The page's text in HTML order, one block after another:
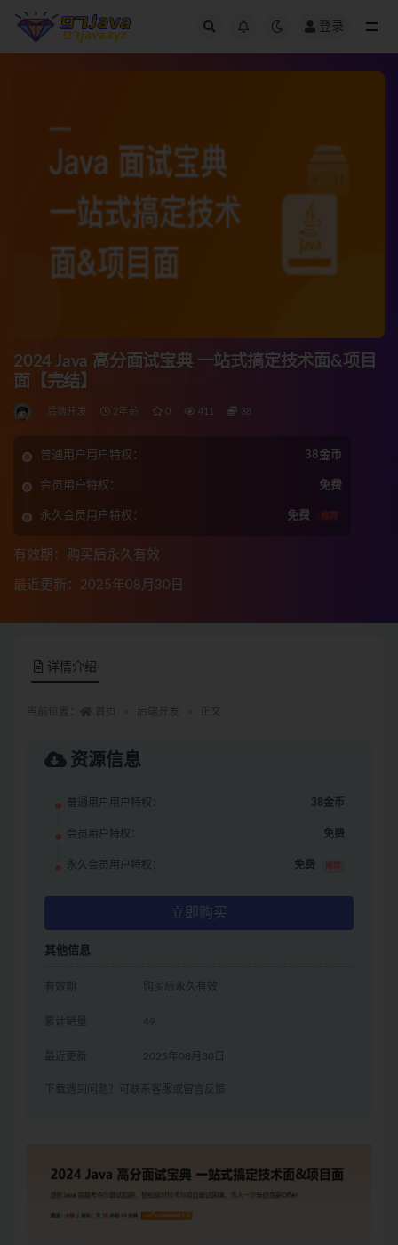
登录
2024 Java 高分面试宝典 一站式搞定技术面&项目
面【完结】
后端开发 2年前 0 411 38
普通用户用户特权： 38金币
会员用户特权： 免费
永久会员用户特权： 免费 推荐
有效期：购买后永久有效
最近更新：2025年08月30日
详情介绍
资源信息
普通用户用户特权： 38金币
会员用户特权： 免费
永久会员用户特权： 免费 推荐
立即购买
其他信息
有效期 购买后永久有效
累计销量 49
最近更新 2025年08月30日
下载遇到问题？可联系客服或留言反馈